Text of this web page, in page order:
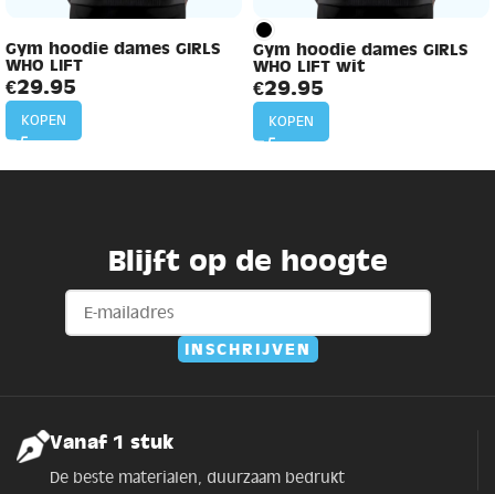
Gym hoodie dames GIRLS
WHO LIFT
€29.95
KOPEN
Gym hoodie dames GIRLS
WHO LIFT wit
€29.95
KOPEN
Blijft op de hoogte
Vanaf 1 stuk
De beste materialen, duurzaam bedrukt